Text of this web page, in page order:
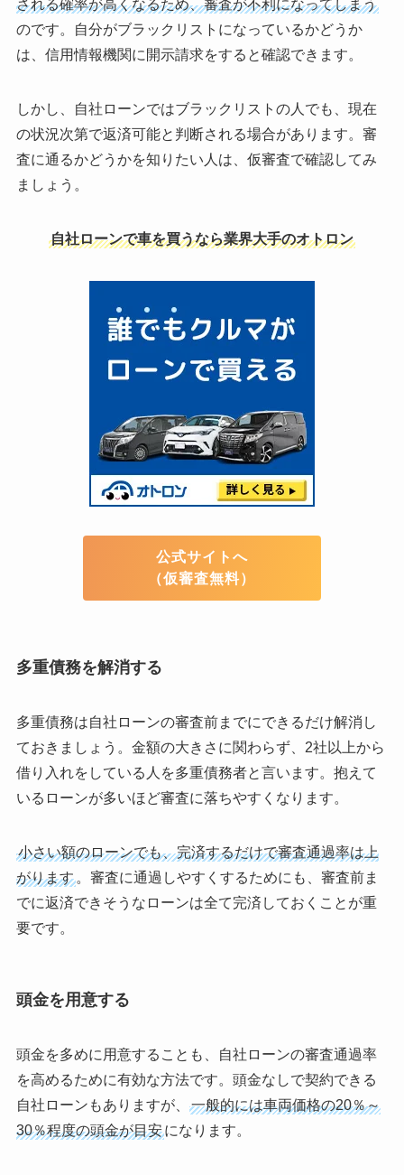
される確率が高くなるため、審査が不利になってしまう
のです。自分がブラックリストになっているかどうか
は、信用情報機関に開示請求をすると確認できます。
しかし、自社ローンではブラックリストの人でも、現在
の状況次第で返済可能と判断される場合があります。審
査に通るかどうかを知りたい人は、仮審査で確認してみ
ましょう。
自社ローンで車を買うなら業界大手のオトロン
公式サイトへ
（仮審査無料）
多重債務を解消する
多重債務は自社ローンの審査前までにできるだけ解消し
ておきましょう。金額の大きさに関わらず、2社以上から
借り入れをしている人を多重債務者と言います。抱えて
いるローンが多いほど審査に落ちやすくなります。
小さい額のローンでも、完済するだけで審査通過率は上
がります。審査に通過しやすくするためにも、審査前ま
でに返済できそうなローンは全て完済しておくことが重
要です。
頭金を用意する
頭金を多めに用意することも、自社ローンの審査通過率
を高めるために有効な方法です。頭金なしで契約できる
自社ローンもありますが、
一般的には車両価格の20％～
30％程度の頭金が目安になります。